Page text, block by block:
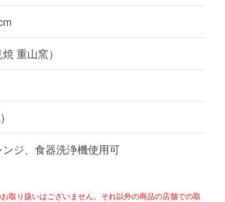
重山窯）
ジ、食器洗浄機使用可
取り扱いはございません。それ以外の商品の店舗での取